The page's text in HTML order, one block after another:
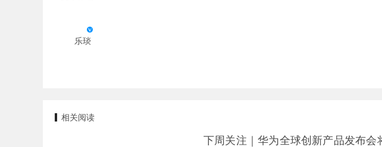
乐琰
相关阅读
下周关注｜华为全球创新产品发布会